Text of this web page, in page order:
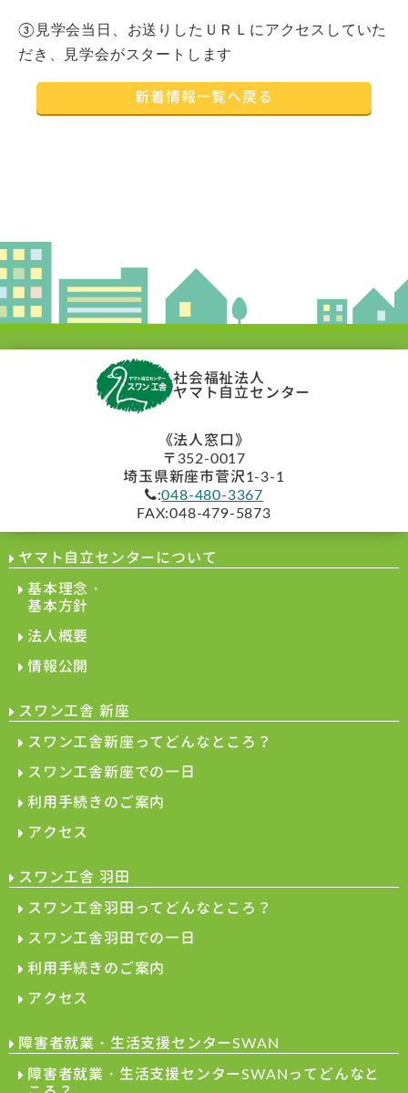
③見学会当日、お送りしたＵＲＬにアクセスしていた
だき、見学会がスタートします
新着情報一覧へ戻る
社会福祉法人
ヤマト自立センター
《法人窓口》
〒352-0017
埼玉県新座市菅沢1-3-1
:048-480-3367
FAX:048-479-5873
ヤマト自立センターについて
基本理念・
基本方針
法人概要
情報公開
スワン工舎 新座
スワン工舎新座ってどんなところ？
スワン工舎新座での一日
利用手続きのご案内
アクセス
スワン工舎 羽田
スワン工舎羽田ってどんなところ？
スワン工舎羽田での一日
利用手続きのご案内
アクセス
障害者就業・生活支援センターSWAN
障害者就業・生活支援センターSWANってどんなと